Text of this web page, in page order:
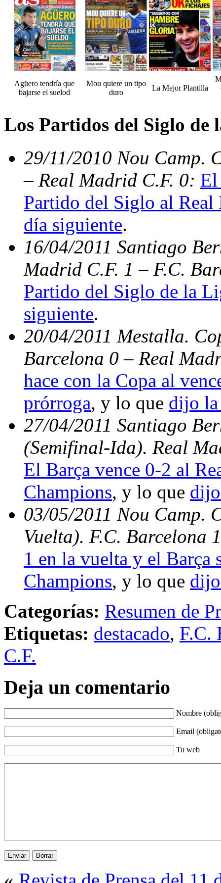
Agüero tendría que
bajarse el suelod
Mou quiere un tipo
duro
La Mejor Plantilla
Los Partidos del Siglo de
29/11/2010 Nou Camp.
– Real Madrid C.F. 0: El
Partido del Siglo al
día siguiente.
16/04/2011 Santiago
Madrid C.F. 1 – F.C.
Partido del Siglo de la
siguiente.
20/04/2011 Mestalla.
Barcelona 0 – Real
hace con la Copa al
prórroga, y lo que dijo la
27/04/2011 Santiago
(Semifinal-Ida). Real
El Barça vence 0-2 al
Champions, y lo que
03/05/2011 Nou Camp.
Vuelta). F.C. Barcelona
1 en la vuelta y el Barça
Champions, y lo que
Categorías: Resumen de
Etiquetas: destacado, F.C.
C.F.
Deja un comentario
Nombre
Email
Tu web